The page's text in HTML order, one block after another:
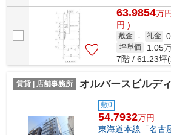
63.9854万
円 )
敷金 - 礼金
坪単価 1.05
7階 / 61.23坪
賃貸 | 店舗事務所 オルバースビルディング名古屋【
敷0
54.7932万円
東海道本線 「名古